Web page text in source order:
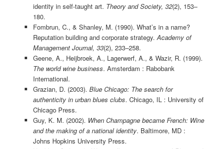
identity in self-taught art. Theory and Society, 32(2), 153–
180.
Fombrun, C., & Shanley, M. (1990). What’s in a name?
Reputation building and corporate strategy.Academy of
Management Journal, 33(2), 233–258.
Geene, A., Heijbroek, A., Lagerwerf, A., & Wazir, R. (1999).
The world wine business. Amsterdam : Rabobank
International.
Grazian, D. (2003). Blue Chicago: The search for
authenticity in urban blues clubs. Chicago, IL : University of
Chicago Press.
Guy, K. M. (2002). When Champagne became French: Wine
and the making of a national identity. Baltimore, MD :
Johns Hopkins University Press.